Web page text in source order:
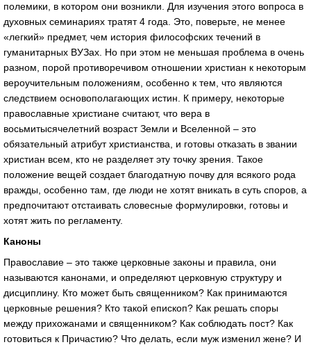
полемики, в котором они возникли. Для изучения этого вопроса в
духовных семинариях тратят 4 года. Это, поверьте, не менее
«легкий» предмет, чем история философских течений в
гуманитарных ВУЗах. Но при этом не меньшая проблема в очень
разном, порой противоречивом отношении христиан к некоторым
вероучительным положениям, особенно к тем, что являются
следствием основополагающих истин. К примеру, некоторые
православные христиане считают, что вера в
восьмитысячелетний возраст Земли и Вселенной – это
обязательный атрибут христианства, и готовы отказать в звании
христиан всем, кто не разделяет эту точку зрения. Такое
положение вещей создает благодатную почву для всякого рода
вражды, особенно там, где люди не хотят вникать в суть споров, а
предпочитают отстаивать словесные формулировки, готовы и
хотят жить по регламенту.
Каноны
Православие – это также церковные законы и правила, они
называются канонами, и определяют церковную структуру и
дисциплину. Кто может быть священником? Как принимаются
церковные решения? Кто такой епископ? Как решать споры
между прихожанами и священником? Как соблюдать пост? Как
готовиться к Причастию? Что делать, если муж изменил жене? И